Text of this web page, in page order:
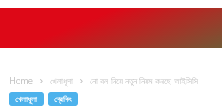
Home খেলাধূলা নো বল নিয়ে নতুন নিয়ম করছে আইসিসি
খেলাধূলা ব্রেকিং